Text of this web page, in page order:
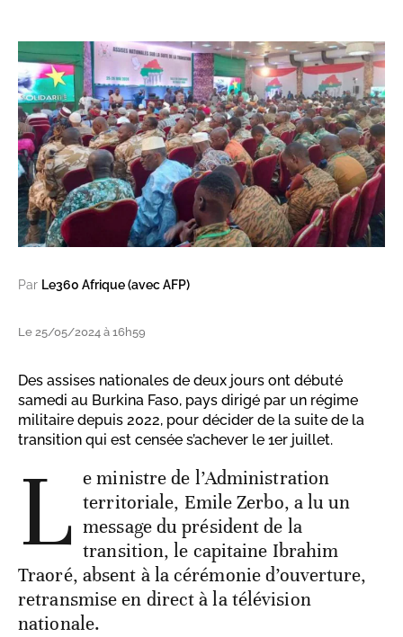
Par Le360 Afrique (avec AFP)
Le 25/05/2024 à 16h59
Des assises nationales de deux jours ont débuté
samedi au Burkina Faso, pays dirigé par un régime
militaire depuis 2022, pour décider de la suite de la
transition qui est censée s’achever le 1er juillet.
L e ministre de l’Administration
territoriale, Emile Zerbo, a lu un
message du président de la
transition, le capitaine Ibrahim
Traoré, absent à la cérémonie d’ouverture,
retransmise en direct à la télévision
nationale.